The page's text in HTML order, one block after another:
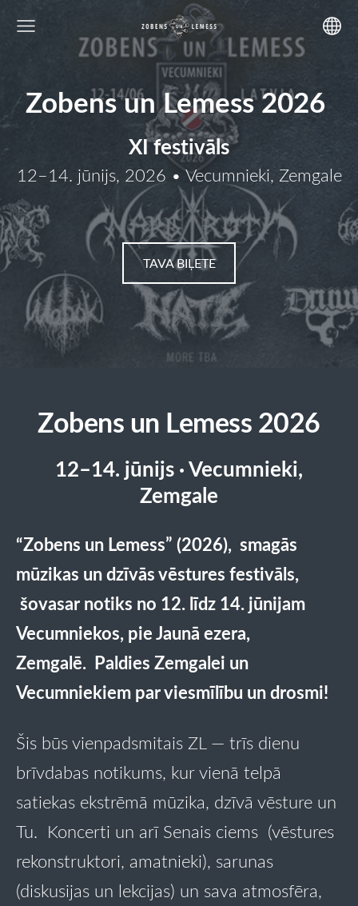
Zobens un Lemess 2026
XI festivāls
12–14. jūnijs, 2026 • Vecumnieki, Zemgale
​TAVA BIĻETE​
Zobens un Lemess 2026
12–14. jūnijs · Vecumnieki,
Zemgale
“Zobens un Lemess” (2026), smagās
mūzikas un dzīvās vēstures festivāls,
šovasar notiks no 12. līdz 14. jūnijam
Vecumniekos, pie Jaunā ezera,
Zemgalē. Paldies Zemgalei un
Vecumniekiem par viesmīlību un drosmi!
Šis būsvienpadsmitais ZL — trīs dienu
brīvdabas notikums, kur vienā telpā
satiekas ekstrēmā mūzika, dzīvā vēsture un
Tu. Koncerti un arī Senais ciems (vēstures
rekonstruktori, amatnieki), sarunas
(diskusijas un lekcijas) un sava atmosfēra,